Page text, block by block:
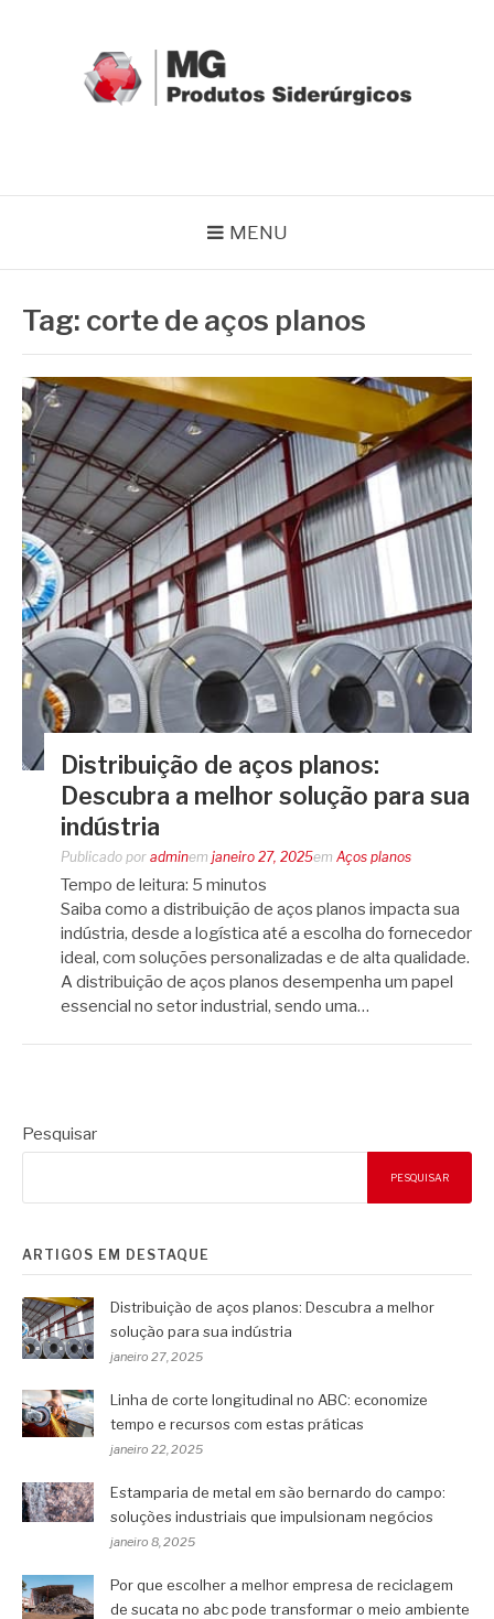
MENU
Tag: corte de aços planos
Distribuição de aços planos:
Descubra a melhor solução para sua
indústria
Publicado por adminem janeiro 27, 2025em Aços planos
Tempo de leitura: 5 minutos
Saiba como a distribuição de aços planos impacta sua
indústria, desde a logística até a escolha do fornecedor
ideal, com soluções personalizadas e de alta qualidade.
A distribuição de aços planos desempenha um papel
essencial no setor industrial, sendo uma…
Pesquisar
PESQUISAR
ARTIGOS EM DESTAQUE
Distribuição de aços planos: Descubra a melhor
solução para sua indústria
janeiro 27, 2025
Linha de corte longitudinal no ABC: economize
tempo e recursos com estas práticas
janeiro 22, 2025
Estamparia de metal em são bernardo do campo:
soluções industriais que impulsionam negócios
janeiro 8, 2025
Por que escolher a melhor empresa de reciclagem
de sucata no abc pode transformar o meio ambiente